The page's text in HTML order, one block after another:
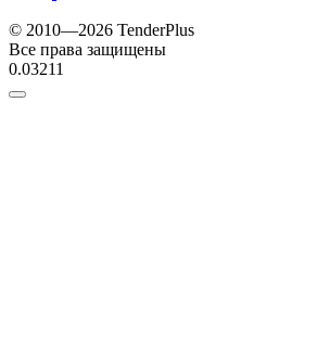
© 2010—2026 TenderPlus
Все права защищены
0.03211